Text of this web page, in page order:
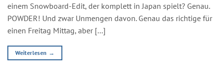
einem Snowboard-Edit, der komplett in Japan spielt? Genau.
POWDER! Und zwar Unmengen davon. Genau das richtige für
einen Freitag Mittag, aber […]
Weiterlesen →